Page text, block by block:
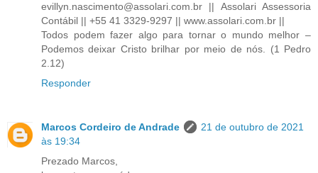
evillyn.nascimento@assolari.com.br || Assolari Assessoria
Contábil || +55 41 3329-9297 || www.assolari.com.br ||
Todos podem fazer algo para tornar o mundo melhor –
Podemos deixar Cristo brilhar por meio de nós. (1 Pedro
2.12)
Responder
Marcos Cordeiro de Andrade
21 de outubro de 2021
às 19:34
Prezado Marcos,